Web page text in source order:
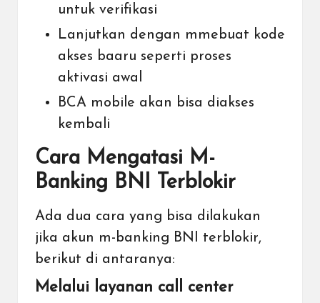
untuk verifikasi
Lanjutkan dengan mmebuat kode
akses baaru seperti proses
aktivasi awal
BCA mobile akan bisa diakses
kembali
Cara Mengatasi M-
Banking BNI Terblokir
Ada dua cara yang bisa dilakukan
jika akun m-banking BNI terblokir,
berikut di antaranya:
Melalui layanan call center